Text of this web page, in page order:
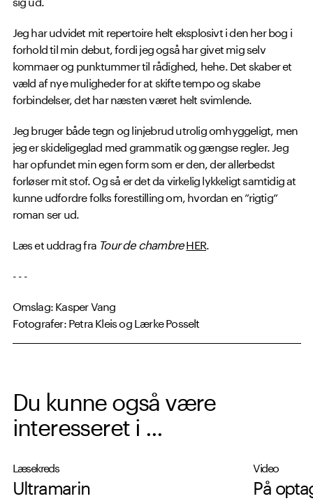
Jeg har udvidet mit repertoire helt eksplosivt i den her bog i
forhold til min debut, fordi jeg også har givet mig selv
kommaer og punktummer til rådighed, hehe. Det skaber et
væld af nye muligheder for at skifte tempo og skabe
forbindelser, det har næsten været helt svimlende.
Jeg bruger både tegn og linjebrud utrolig omhyggeligt, men
jeg er skideligeglad med grammatik og gængse regler. Jeg
har opfundet min egen form som er den, der allerbedst
forløser mit stof. Og så er det da virkelig lykkeligt samtidig at
kunne udfordre folks forestilling om, hvordan en ”rigtig”
roman ser ud.
Læs et uddrag fra Tour de chambreHER.
- - -
Omslag: Kasper Vang
Fotografer: Petra Kleis og Lærke Posselt
Du kunne også være
interesseret i ...
Læsekreds
Ultramarin
Video
På